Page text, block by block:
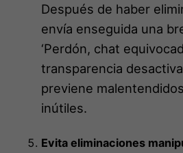
Después de haber
envía enseguida una
‘Perdón, chat
transparencia
previene
inútiles.
Evita eliminaciones